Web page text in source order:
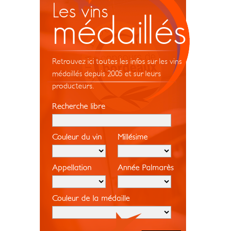
Les vins
médaillés
Retrouvez ici toutes les infos sur les vins
médaillés depuis 2005 et sur leurs
producteurs.
Recherche libre
Couleur du vin Millésime
Appellation Année Palmarès
Couleur de la médaille